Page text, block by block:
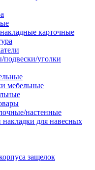
карточные
уголки
мебельные
настенные
для навесных
защелок